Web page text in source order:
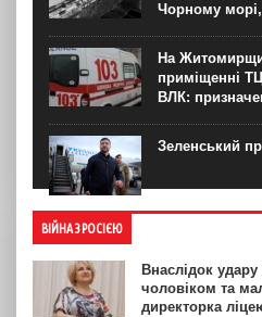
Чорному
На
приміщенні
ВЛК:
Зеленський
ВІЙНА З РОСІЄЮ
Внаслідок
чоловіком та
директорка